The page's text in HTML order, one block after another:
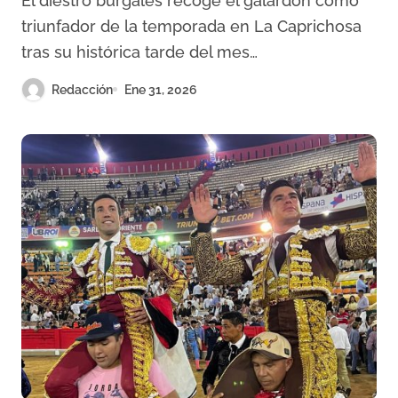
triunfador de la temporada en La Caprichosa
tras su histórica tarde del mes…
Redacción Ene 31, 2026